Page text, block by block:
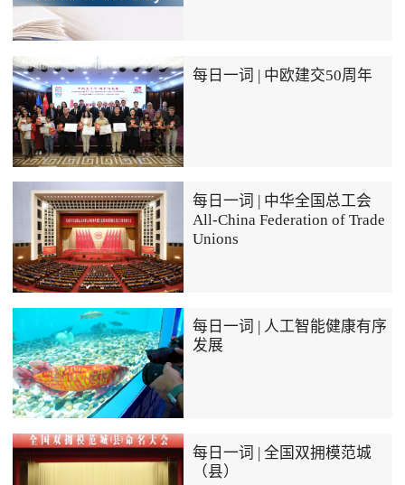
每日一词 | 中欧建交50周年
每日一词 | 中华全国总工会
All-China Federation of Trade
Unions
每日一词 | 人工智能健康有序
发展
每日一词 | 全国双拥模范城
（县）